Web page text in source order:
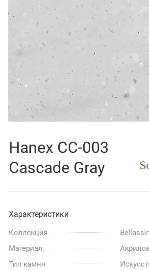
Hanex СС-003
Cascade Gray
Характеристики
Коллекция
Материал
Тип камня